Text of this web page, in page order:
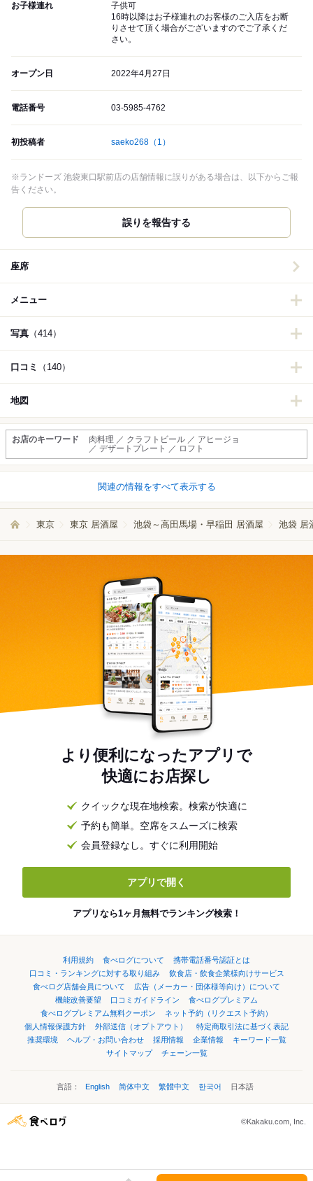
お子様連れ
子供可
16時以降はお子様連れのお客様のご入店をお断
りさせて頂く場合がございますのでご了承くだ
さい。
オープン日 2022年4月27日
電話番号 03-5985-4762
初投稿者 saeko268 （1）
※ランドーズ 池袋東口駅前店の店舗情報に誤りがある場合は、以下からご報
告ください。
誤りを報告する
座席
メニュー
写真 （414）
口コミ （140）
地図
お店のキーワード
肉料理 ／ クラフトビール ／ アヒージョ
／ デザートプレート ／ ロフト
関連の情報をすべて表示する
東京 東京 居酒屋 池袋～高田馬場・早稲田 居酒屋 池袋 居
より便利になったアプリで
快適にお店探し
クイックな現在地検索。検索が快適に
予約も簡単。空席をスムーズに検索
会員登録なし。すぐに利用開始
アプリで開く
アプリなら1ヶ月無料でランキング検索！
利用規約 食べログについて
携帯電話番号認証とは
口コミ・ランキングに対する取り組み
飲食店・飲食企業様向けサービス
食べログ店舗会員について
広告（メーカー・団体様等向け）について
機能改善要望
口コミガイドライン
食べログプレミアム
食べログプレミアム無料クーポン
ネット予約（リクエスト予約）
個人情報保護方針
外部送信（オプトアウト）
特定商取引法に基づく表記
推奨環境
ヘルプ・お問い合わせ 採用情報 企業情報
キーワード一覧
サイトマップ
チェーン一覧
言語： English 简体中文 繁體中文 한국어 日本語
©Kakaku.com, Inc.